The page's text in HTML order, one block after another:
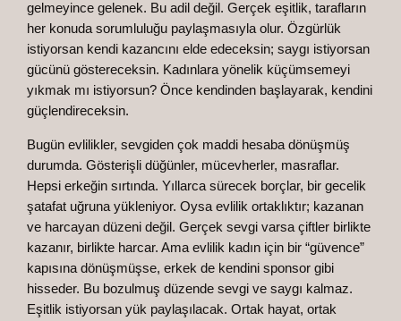
gelmeyince gelenek. Bu adil değil. Gerçek eşitlik, tarafların
her konuda sorumluluğu paylaşmasıyla olur. Özgürlük
istiyorsan kendi kazancını elde edeceksin; saygı istiyorsan
gücünü göstereceksin. Kadınlara yönelik küçümsemeyi
yıkmak mı istiyorsun? Önce kendinden başlayarak, kendini
güçlendireceksin.
Bugün evlilikler, sevgiden çok maddi hesaba dönüşmüş
durumda. Gösterişli düğünler, mücevherler, masraflar.
Hepsi erkeğin sırtında. Yıllarca sürecek borçlar, bir gecelik
şatafat uğruna yükleniyor. Oysa evlilik ortaklıktır; kazanan
ve harcayan düzeni değil. Gerçek sevgi varsa çiftler birlikte
kazanır, birlikte harcar. Ama evlilik kadın için bir “güvence”
kapısına dönüşmüşse, erkek de kendini sponsor gibi
hisseder. Bu bozulmuş düzende sevgi ve saygı kalmaz.
Eşitlik istiyorsan yük paylaşılacak. Ortak hayat, ortak